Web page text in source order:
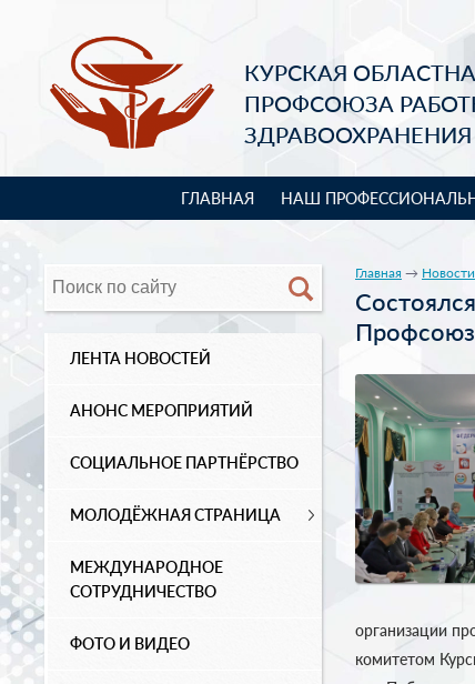
КУРСКАЯ
ПРОФСОЮЗА
ЗДРАВООХРАНЕНИЯ
ГЛАВНАЯ НАШ
ЛЕНТА НОВОСТЕЙ
АНОНС МЕРОПРИЯТИЙ
СОЦИАЛЬНОЕ ПАРТНЁРСТВО
МОЛОДЁЖНАЯ СТРАНИЦА
МЕЖДУНАРОДНОЕ
СОТРУДНИЧЕСТВО
ФОТО И ВИДЕО
Главная → Новости
организации
комитетом